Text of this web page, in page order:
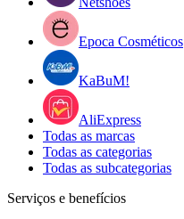
Epoca Cosméticos
KaBuM!
AliExpress
Todas as marcas
Todas as categorias
Todas as subcategorias
Serviços e benefícios